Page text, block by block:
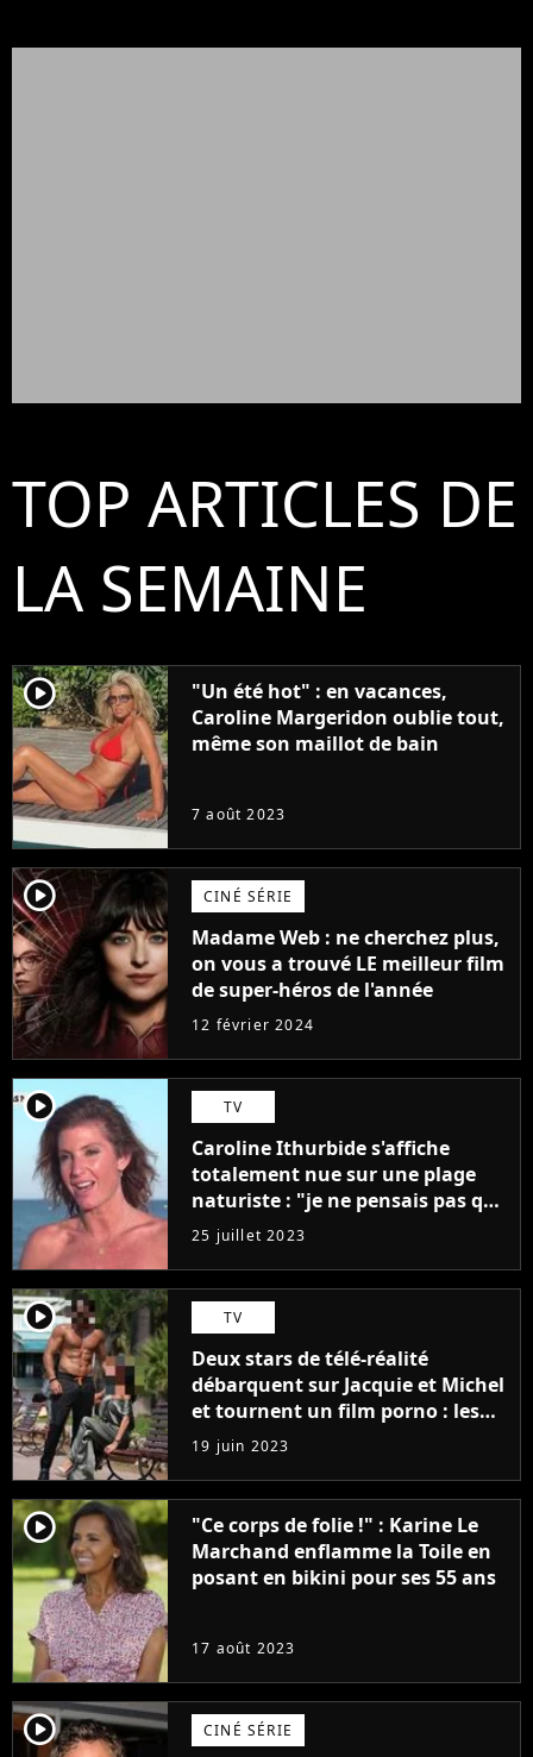
TOP ARTICLES DE
LA SEMAINE
player2
"Un été hot" : en vacances,
Caroline Margeridon oublie tout,
même son maillot de bain
7 août 2023
player2 CINÉ SÉRIE
Madame Web : ne cherchez plus,
on vous a trouvé LE meilleur film
de super-héros de l'année
12 février 2024
player2 TV
Caroline Ithurbide s'affiche
totalement nue sur une plage
naturiste : "je ne pensais pas que
j'arriverais à le faire..."
25 juillet 2023
player2 TV
Deux stars de télé-réalité
débarquent sur Jacquie et Michel
et tournent un film porno : les
premières images du tournage
(exclu)
19 juin 2023
player2
"Ce corps de folie !" : Karine Le
Marchand enflamme la Toile en
posant en bikini pour ses 55 ans
17 août 2023
player2 CINÉ SÉRIE